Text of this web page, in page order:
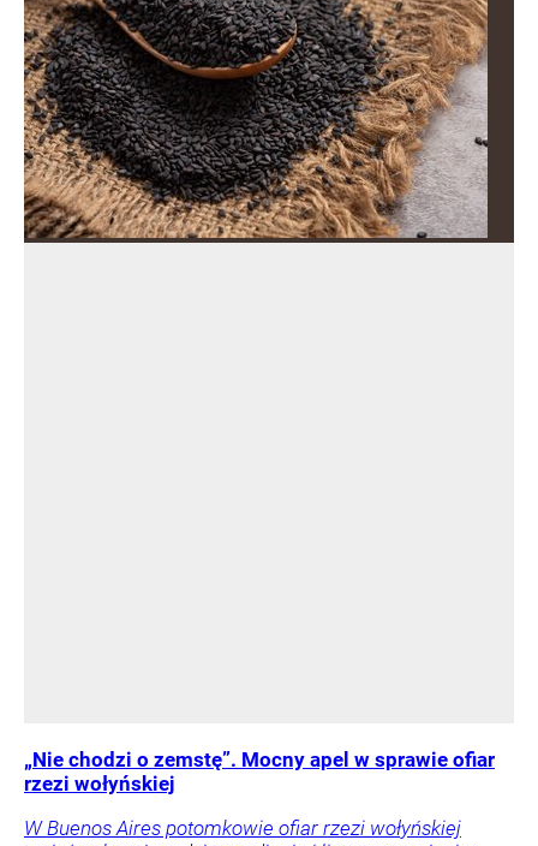
„Nie chodzi o zemstę”. Mocny apel w sprawie ofiar
rzezi wołyńskiej
W Buenos Aires potomkowie ofiar rzezi wołyńskiej